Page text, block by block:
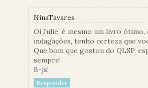
NinaTavares
Oi Julie, é mesmo um livro ótimo,
indagações, tenho certeza que
Que bom que gostou do QLSP,
sempre!
B-js!
Responder